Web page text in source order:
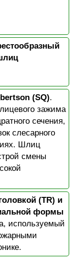
(SQ).
зажима
сечения,
слесарного
Шлиц
смены
(TR) и
формы
используемый